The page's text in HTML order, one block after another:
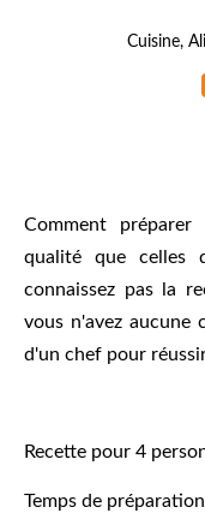
Cuisine,
Comment
qualité que celles
connaissez pas la
vous n'avez aucune
d'un chef pour
Recette pour 4
Temps de